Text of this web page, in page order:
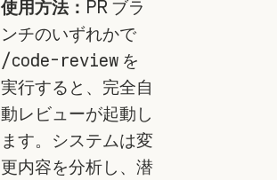
使用方法： PR ブラ
ンチのいずれかで
/code-reviewを
実行すると、完全自
動レビューが起動し
ます。システムは変
更内容を分析し、潜